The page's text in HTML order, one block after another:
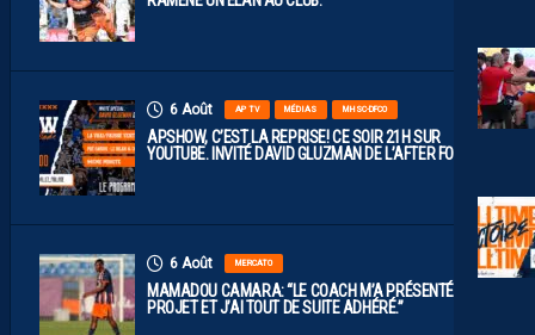
6 Août AP TV MÉDIAS MHSC-DFCO
APSHOW, C’EST LA REPRISE! CE SOIR 21H SUR
YOUTUBE. INVITÉ DAVID GLUZMAN DE L’AFTER FOOT.
6 Août MERCATO
MAMADOU CAMARA: “LE COACH M’A PRÉSENTÉ LE
PROJET ET J’AI TOUT DE SUITE ADHÉRÉ.”